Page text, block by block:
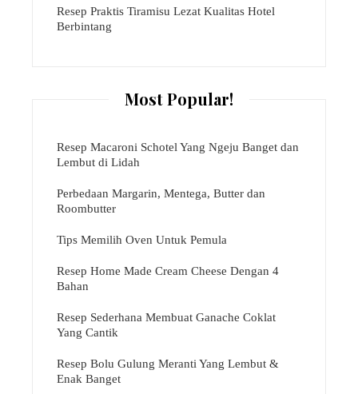
Resep Praktis Tiramisu Lezat Kualitas Hotel
Berbintang
Most Popular!
Resep Macaroni Schotel Yang Ngeju Banget dan
Lembut di Lidah
Perbedaan Margarin, Mentega, Butter dan
Roombutter
Tips Memilih Oven Untuk Pemula
Resep Home Made Cream Cheese Dengan 4
Bahan
Resep Sederhana Membuat Ganache Coklat
Yang Cantik
Resep Bolu Gulung Meranti Yang Lembut &
Enak Banget